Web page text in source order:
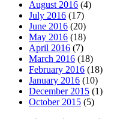
August 2016 (4)
July 2016 (17)
June 2016 (20)
May 2016 (18)
April 2016 (7)
March 2016 (18)
February 2016 (18)
January 2016 (10)
December 2015 (1)
October 2015 (5)